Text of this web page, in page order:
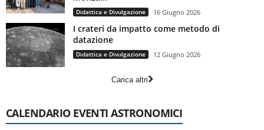
Didattica e Divulgazione 16 Giugno 2026
I crateri da impatto come metodo di
datazione
Didattica e Divulgazione 12 Giugno 2026
Carica altri
CALENDARIO EVENTI ASTRONOMICI